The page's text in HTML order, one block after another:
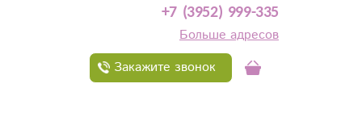
+7 (3952) 999-335
Больше адресов
Закажите звонок